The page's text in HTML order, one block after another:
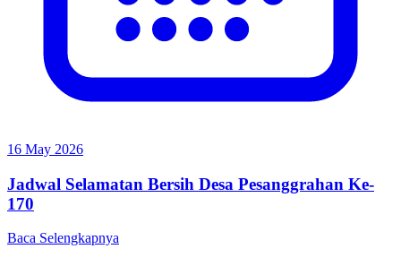
16 May 2026
Jadwal Selamatan Bersih Desa Pesanggrahan Ke-
170
Baca Selengkapnya